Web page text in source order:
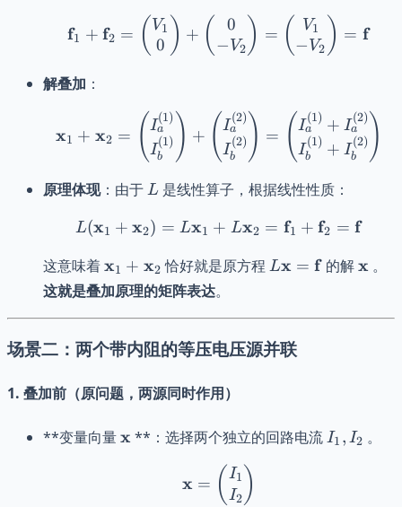
\mathbf{f}_1 +
f1 + f2 = ( V1
0 ) + (
0
− V2 ) = ( V1
− V2 ) = f
解叠加 ：
\mathbf{x}_1 +
x1 + x2 = ( Ia
(1)
Ib
(1) ) + (Ia
(2)
Ib
(2) ) = ( Ia
(1) + Ia
(2)
Ib
(1) + Ib
(2) )
原理体现：由于 L
L 是线性算子，根据线性性质：
L(\mathbf{x}_1 +
L(x1 + x2) = Lx1 + Lx2 = f1 + f2 = f
这意味着\mathbf{x}_1
+
\mathbf{x}_2
x1 + x2 恰好就是原方程 L\mathbf{x}
Lx = f 的解x 。
这就是叠加原理的矩阵表达。
场景二：两个带内阻的等压电压源并联
1. 叠加前（原问题，两源同时作用）
**变量向量\mathbf{x}
x**：选择两个独立的回路电流 I_1,
I1 , I2 。
\mathbf{x} =
x = ( I1
I2 )